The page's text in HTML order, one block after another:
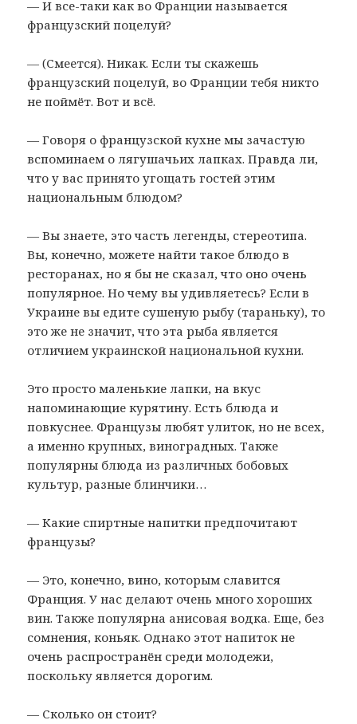
— И все-таки как во Франции называется
французский поцелуй?
— (Смеется). Никак. Если ты скажешь
французский поцелуй, во Франции тебя никто
не поймёт. Вот и всё.
— Говоря о французской кухне мы зачастую
вспоминаем о лягушачьих лапках. Правда ли,
что у вас принято угощать гостей этим
национальным блюдом?
— Вы знаете, это часть легенды, стереотипа.
Вы, конечно, можете найти такое блюдо в
ресторанах, но я бы не сказал, что оно очень
популярное. Но чему вы удивляетесь? Если в
Украине вы едите сушеную рыбу (тараньку), то
это же не значит, что эта рыба является
отличием украинской национальной кухни.
Это просто маленькие лапки, на вкус
напоминающие курятину. Есть блюда и
повкуснее. Французы любят улиток, но не всех,
а именно крупных, виноградных. Также
популярны блюда из различных бобовых
культур, разные блинчики…
— Какие спиртные напитки предпочитают
французы?
— Это, конечно, вино, которым славится
Франция. У нас делают очень много хороших
вин. Также популярна анисовая водка. Еще, без
сомнения, коньяк. Однако этот напиток не
очень распространён среди молодежи,
поскольку является дорогим.
— Сколько он стоит?